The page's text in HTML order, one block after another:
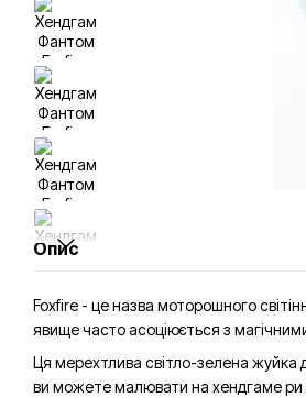
Опис
Foxfire - це назва моторошного
явище часто асоціюється з
Ця мерехтлива світло-зелена жуйка
ви можете малювати на хендгаме ри